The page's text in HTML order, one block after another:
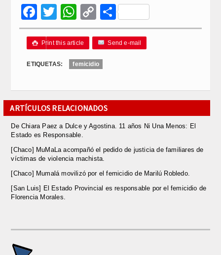
Facebook
Twitter
WhatsApp
Copy
Link
Compartir
 Print this article Send e-mail
ETIQUETAS: femicidio
ARTÍCULOS RELACIONADOS
De Chiara Paez a Dulce y Agostina. 11 años Ni Una Menos: El
Estado es Responsable.
[Chaco] MuMaLa acompañó el pedido de justicia de familiares de
víctimas de violencia machista.
[Chaco] Mumalá movilizó por el femicidio de Marilú Robledo.
[San Luis] El Estado Provincial es responsable por el femicidio de
Florencia Morales.